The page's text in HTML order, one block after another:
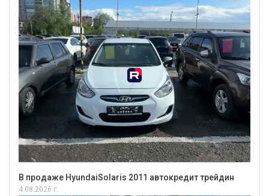
В продаже HyundaiSolaris 2011 автокредит трейдин
4.08.2026 г.